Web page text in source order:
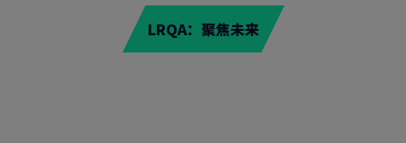
LRQA：聚焦未来